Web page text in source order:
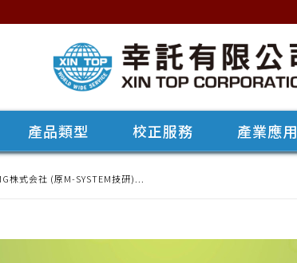
產品類型 校正服務 產業應用
株式会社 (原M-SYSTEM技研)...